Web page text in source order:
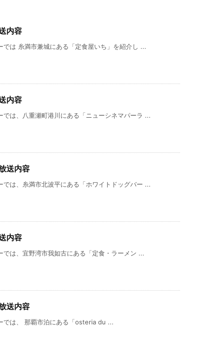
内容
では 糸満市兼城にある「定食屋いち」を紹介し ...
内容
では、八重瀬町港川にある「ニューシネマパーラ ...
送内容
では、糸満市北波平にある「ホワイトドッグバー ...
内容
では、宜野湾市我如古にある「定食・ラーメン ...
送内容
では、 那覇市泊にある「osteria du ...